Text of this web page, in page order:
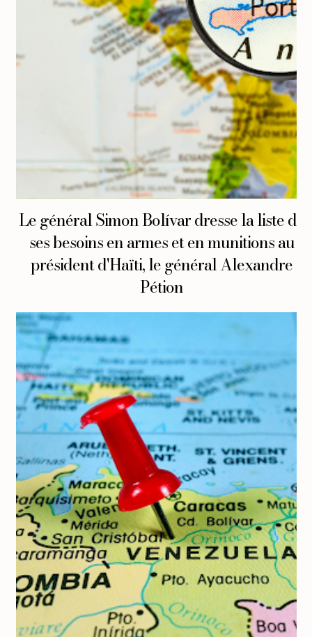
Le général Simon Bolívar dresse la liste de
ses besoins en armes et en munitions au
président d'Haïti, le général Alexandre
Pétion